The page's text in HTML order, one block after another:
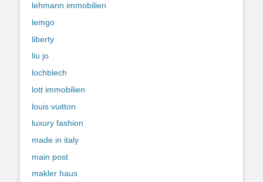
lehmann immobilien
lemgo
liberty
liu jo
lochblech
lott immobilien
louis vuitton
luxury fashion
made in italy
main post
makler haus